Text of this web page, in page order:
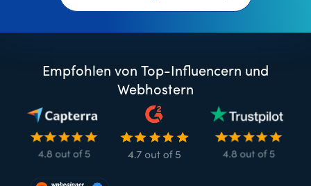
Empfohlen von Top-Influencern und
Webhostern